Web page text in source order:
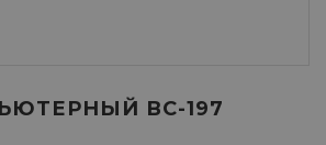
ВС-197